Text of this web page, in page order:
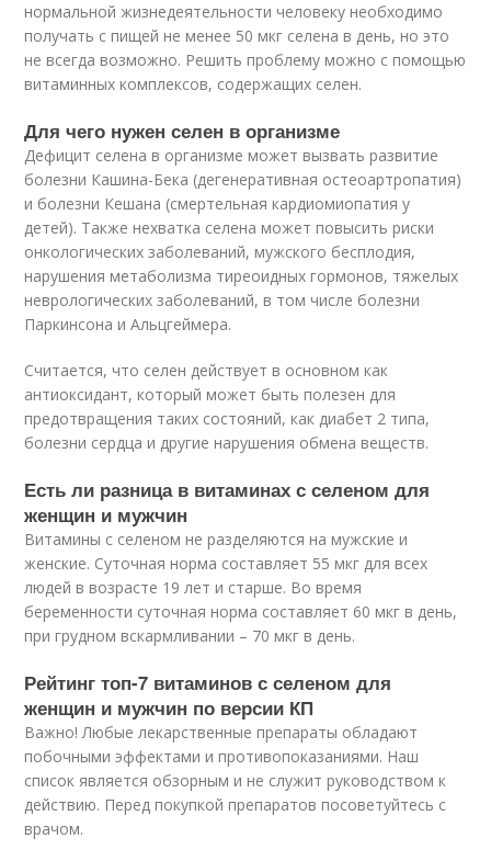
нормальной жизнедеятельности человеку необходимо
получать с пищей не менее 50 мкг селена в день, но это
не всегда возможно. Решить проблему можно с помощью
витаминных комплексов, содержащих селен.
Для чего нужен селен в организме
Дефицит селена в организме может вызвать развитие
болезни Кашина-Бека (дегенеративная остеоартропатия)
и болезни Кешана (смертельная кардиомиопатия у
детей). Также нехватка селена может повысить риски
онкологических заболеваний, мужского бесплодия,
нарушения метаболизма тиреоидных гормонов, тяжелых
неврологических заболеваний, в том числе болезни
Паркинсона и Альцгеймера.
Cчитается, что селен действует в основном как
антиоксидант, который может быть полезен для
предотвращения таких состояний, как диабет 2 типа,
болезни сердца и другие нарушения обмена веществ.
Есть ли разница в витаминах с селеном для
женщин и мужчин
Витамины с селеном не разделяются на мужские и
женские. Суточная норма составляет 55 мкг для всех
людей в возрасте 19 лет и старше. Во время
беременности суточная норма составляет 60 мкг в день,
при грудном вскармливании – 70 мкг в день.
Рейтинг топ-7 витаминов с селеном для
женщин и мужчин по версии КП
Важно! Любые лекарственные препараты обладают
побочными эффектами и противопоказаниями. Наш
список является обзорным и не служит руководством к
действию. Перед покупкой препаратов посоветуйтесь с
врачом.